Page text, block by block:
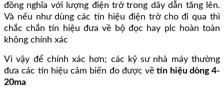
đồng nghĩa với lượng điện trở trong dây dẫn tăng lên.
Và nếu như dùng các tín hiệu điện trở cho đi qua thì
chắc chắn tín hiệu đưa về bộ đọc hay plc hoàn toàn
không chính xác
Vì vậy để chính xác hơn; các kỹ sư nhà máy thường
đưa các tín hiệu cảm biến đo được về tín hiệu dòng 4-
20ma